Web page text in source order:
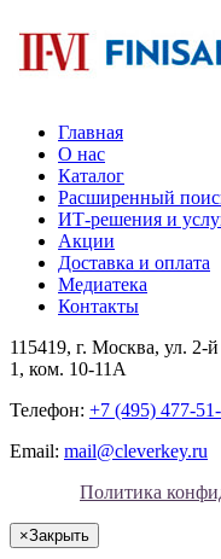
Главная
О нас
Каталог
Расширенный
ИТ-решения и
Акции
Доставка и оплата
Медиатека
Контакты
115419, г. Москва, ул. 2-
1, ком. 10-11А
Телефон: +7 (495) 477-
Email: mail@cleverkey.ru
Политика
×Закрыть